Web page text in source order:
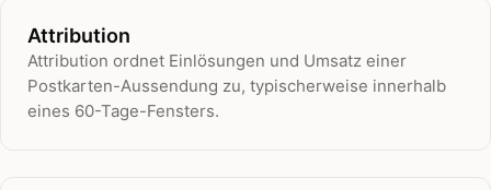
Attribution
Attribution ordnet Einlösungen und Umsatz einer
Postkarten-Aussendung zu, typischerweise innerhalb
eines 60-Tage-Fensters.